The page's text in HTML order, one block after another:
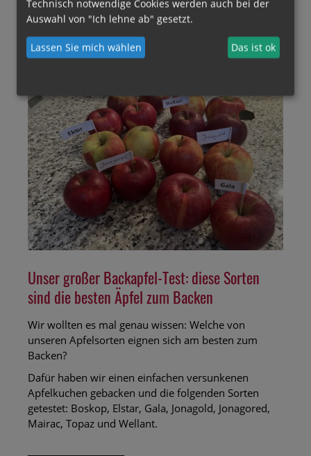
eingefroren?
08.12.2025
Unser großer Backapfel-Test: diese Sorten
sind die besten Äpfel zum Backen
Wir wollten es mal genau wissen: Welche von
unseren Apfelsorten eignen sich am besten zum
Backen?
Dafür haben wir einen einfachen versunkenen
Apfelkuchen gebacken und die folgenden Sorten
getestet: Boskop, Elstar, Gala, Jonagold, Jonagored,
Mairac, Topaz und Wellant.
Technisch notwendige Cookies werden auch bei der
Auswahl von "Ich lehne ab" gesetzt.
Lassen Sie mich wählen Das ist ok